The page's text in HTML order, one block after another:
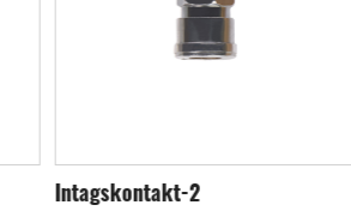
Intagskontakt-3